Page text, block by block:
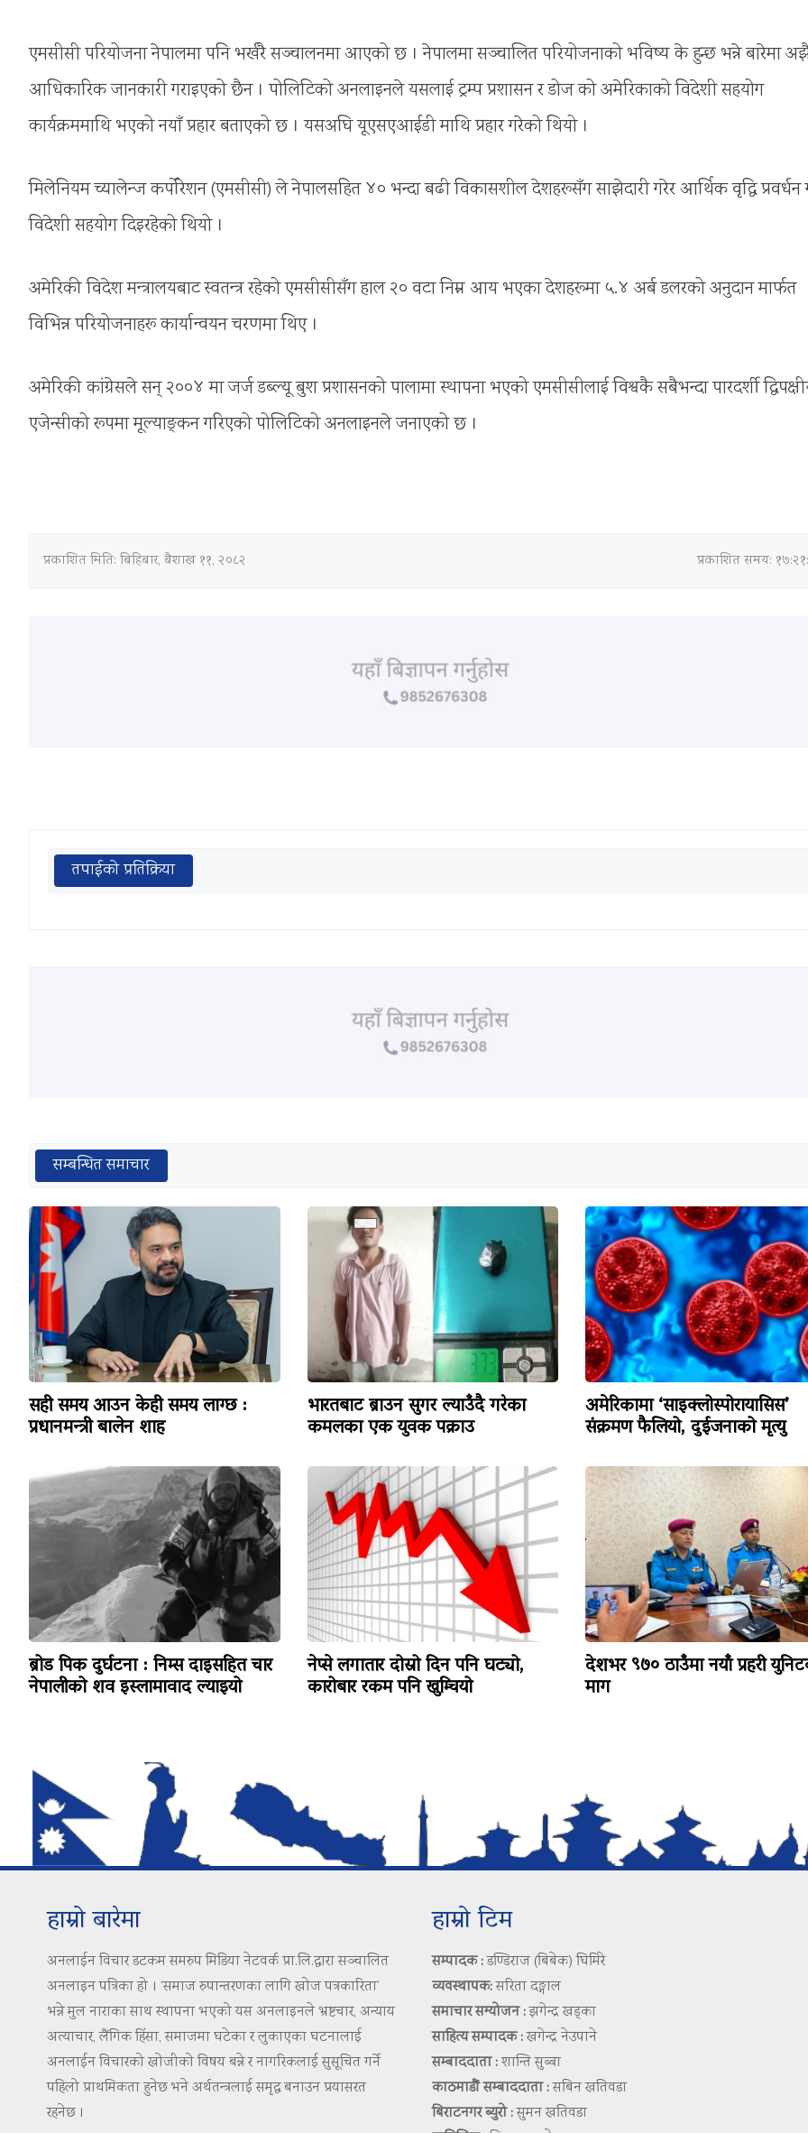
एमसीसी परियोजना नेपालमा पनि भर्खरै सञ्चालनमा आएको छ । नेपालमा सञ्चालित परियोजनाको भविष्य के हुन्छ भन्ने बारेमा
आधिकारिक जानकारी गराइएको छैन । पोलिटिको अनलाइनले यसलाई ट्रम्प प्रशासन र डोज को अमेरिकाको विदेशी सहयोग
कार्यक्रममाथि भएको नयाँ प्रहार बताएको छ । यसअघि यूएसएआईडी माथि प्रहार गरेको थियो ।
मिलेनियम च्यालेन्ज कर्पोरेशन (एमसीसी) ले नेपालसहित ४० भन्दा बढी विकासशील देशहरूसँग साझेदारी गरेर आर्थिक वृद्धि प्रवर्धन
विदेशी सहयोग दिइरहेको थियो ।
अमेरिकी विदेश मन्त्रालयबाट स्वतन्त्र रहेको एमसीसीसँग हाल २० वटा निम्न आय भएका देशहरूमा ५.४ अर्ब डलरको अनुदान मार्फत
विभिन्न परियोजनाहरू कार्यान्वयन चरणमा थिए ।
अमेरिकी कांग्रेसले सन् २००४ मा जर्ज डब्ल्यू बुश प्रशासनको पालामा स्थापना भएको एमसीसीलाई विश्वकै सबैभन्दा पारदर्शी
एजेन्सीको रूपमा मूल्याङ्कन गरिएको पोलिटिको अनलाइनले जनाएको छ ।
प्रकाशित मिति: बिहिबार, बैशाख ११, २०८२ प्रकाशित समय:
तपाईको प्रतिक्रिया
सम्बन्धित समाचार
सही समय आउन केही समय लाग्छ :
प्रधानमन्त्री बालेन शाह
भारतबाट ब्राउन सुगर ल्याउँदै गरेका
कमलका एक युवक पक्राउ
अमेरिकामा ‘साइक्लोस्पोरायासिस’
संक्रमण फैलियो, दुईजनाको मृत्यु
ब्रोड पिक दुर्घटना : निम्स दाइसहित चार
नेपालीको शव इस्लामावाद ल्याइयो
नेप्से लगातार दोस्रो दिन पनि घट्यो,
कारोबार रकम पनि खुम्चियो
देशभर ९७० ठाउँमा नयाँ प्रहरी
माग
हाम्रो बारेमा
अनलाईन विचार डटकम समरुप मिडिया नेटवर्क प्रा.लि.द्वारा सञ्चालित
अनलाइन पत्रिका हो । ‘समाज रुपान्तरणका लागि खोज पत्रकारिता’
भन्ने मुल नाराका साथ स्थापना भएको यस अनलाइनले भ्रष्टचार, अन्याय
अत्याचार, लैंगिक हिंसा, समाजमा घटेका र लुकाएका घटनालाई
अनलाईन विचारको खोजीको विषय बन्ने र नागरिकलाई सुसूचित गर्ने
पहिलो प्राथमिकता हुनेछ भने अर्थतन्त्रलाई समृद्ध बनाउन प्रयासरत
रहनेछ ।
हाम्रो टिम
सम्पादक :डण्डिराज (बिबेक) घिमिरे
व्यवस्थापक:सरिता दङ्गाल
समाचार सम्योजन :झगेन्द्र खड्का
साहित्य सम्पादक :खगेन्द्र नेउपाने
सम्बाददाता :शान्ति सुब्बा
काठमाडौं सम्बाददाता :सबिन खतिवडा
बिराटनगर ब्युरो :सुमन खतिवडा